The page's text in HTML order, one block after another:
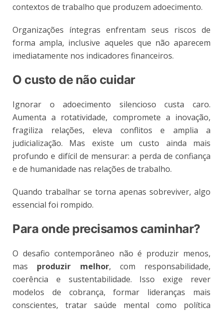
contextos de trabalho que produzem adoecimento.
Organizações íntegras enfrentam seus riscos de
forma ampla, inclusive aqueles que não aparecem
imediatamente nos indicadores financeiros.
O custo de não cuidar
Ignorar o adoecimento silencioso custa caro.
Aumenta a rotatividade, compromete a inovação,
fragiliza relações, eleva conflitos e amplia a
judicialização. Mas existe um custo ainda mais
profundo e difícil de mensurar: a perda de confiança
e de humanidade nas relações de trabalho.
Quando trabalhar se torna apenas sobreviver, algo
essencial foi rompido.
Para onde precisamos caminhar?
O desafio contemporâneo não é produzir menos,
mas produzir melhor, com responsabilidade,
coerência e sustentabilidade. Isso exige rever
modelos de cobrança, formar lideranças mais
conscientes, tratar saúde mental como política